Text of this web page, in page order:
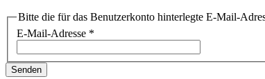
Bitte die für das Benutzerkonto hinterlegte E-Mail-
E-Mail-Adresse *
Senden